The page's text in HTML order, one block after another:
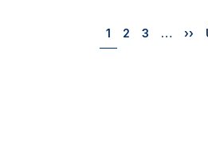
Página
1 Página
2 Página
3 … ››